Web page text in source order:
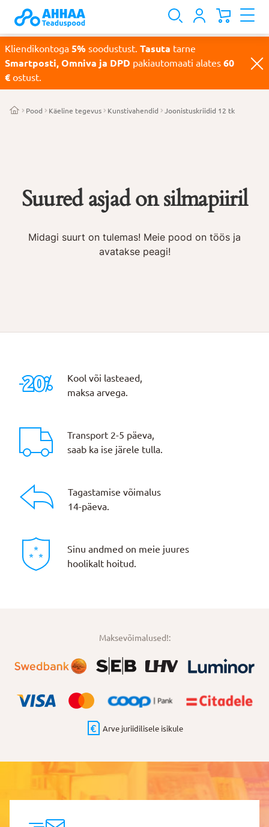
Kliendikontoga 5% soodustust. Tasuta tarne
Smartposti, Omniva ja DPD pakiautomaati alates 60
€ ostust.
Pood Käeline tegevus Kunstivahendid Joonistuskriidid 12 tk
Suured asjad on silmapiiril
Midagi suurt on tulemas! Meie pood on töös ja
avatakse peagi!
Kool või lasteaed,
maksa arvega.
Transport 2-5 päeva,
saab ka ise järele tulla.
Tagastamise võimalus
14-päeva.
Sinu andmed on meie juures
hoolikalt hoitud.
Maksevõimalused!:
Arve juriidilisele isikule